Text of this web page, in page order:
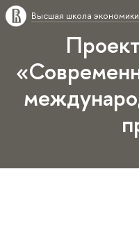
Высшая школа экономики